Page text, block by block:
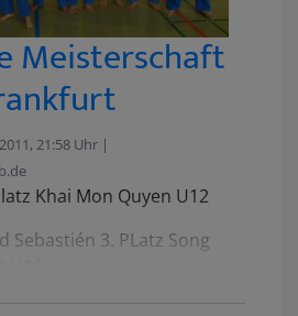
Meisterschaft
21:58 Uhr |
Khai Mon Quyen U12
Sebastién 3. PLatz Song